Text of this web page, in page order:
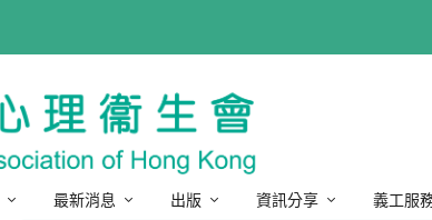
最新消息 出版 資訊分享 義工服